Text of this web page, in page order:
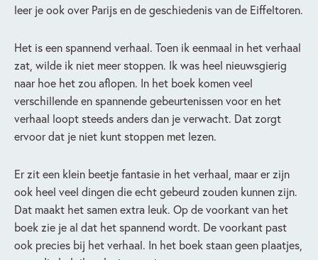
leer je ook over Parijs en de geschiedenis van de Eiffeltoren.
Het is een spannend verhaal. Toen ik eenmaal in het verhaal
zat, wilde ik niet meer stoppen. Ik was heel nieuwsgierig
naar hoe het zou aflopen. In het boek komen veel
verschillende en spannende gebeurtenissen voor en het
verhaal loopt steeds anders dan je verwacht. Dat zorgt
ervoor dat je niet kunt stoppen met lezen.
Er zit een klein beetje fantasie in het verhaal, maar er zijn
ook heel veel dingen die echt gebeurd zouden kunnen zijn.
Dat maakt het samen extra leuk. Op de voorkant van het
boek zie je al dat het spannend wordt. De voorkant past
ook precies bij het verhaal. In het boek staan geen plaatjes,